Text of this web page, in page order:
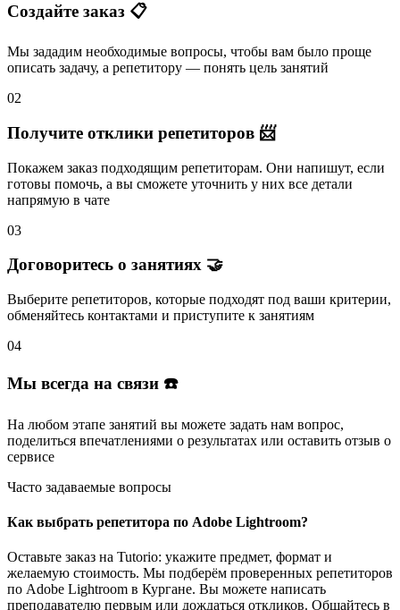
Создайте заказ 📋
Мы зададим необходимые вопросы, чтобы вам было проще
описать задачу, а репетитору — понять цель занятий
02
Получите отклики репетиторов 📨
Покажем заказ подходящим репетиторам. Они напишут, если
готовы помочь, а вы сможете уточнить у них все детали
напрямую в чате
03
Договоритесь о занятиях 🤝
Выберите репетиторов, которые подходят под ваши критерии,
обменяйтесь контактами и приступите к занятиям
04
Мы всегда на связи ☎️
На любом этапе занятий вы можете задать нам вопрос,
поделиться впечатлениями о результатах или оставить отзыв о
сервисе
Часто задаваемые вопросы
Как выбрать репетитора по Adobe Lightroom?
Оставьте заказ на Tutorio: укажите предмет, формат и
желаемую стоимость. Мы подберём проверенных репетиторов
по Adobe Lightroom в Кургане. Вы можете написать
преподавателю первым или дождаться откликов. Общайтесь в